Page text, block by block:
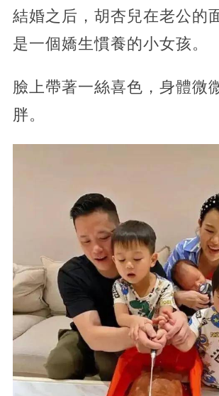
結婚之后，胡杏兒在老公的
是一個嬌生慣養的小女孩。
臉上帶著一絲喜色，身體微
胖。